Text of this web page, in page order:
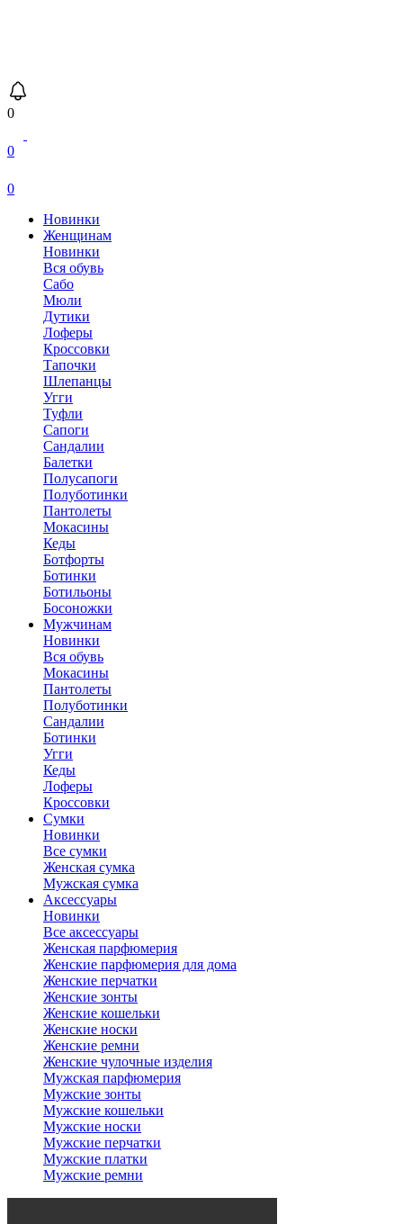
0
0
0
Новинки
Женщинам
Новинки
Вся обувь
Сабо
Мюли
Дутики
Лоферы
Кроссовки
Тапочки
Шлепанцы
Угги
Туфли
Сапоги
Сандалии
Балетки
Полусапоги
Полуботинки
Пантолеты
Мокасины
Кеды
Ботфорты
Ботинки
Ботильоны
Босоножки
Мужчинам
Новинки
Вся обувь
Мокасины
Пантолеты
Полуботинки
Сандалии
Ботинки
Угги
Кеды
Лоферы
Кроссовки
Сумки
Новинки
Все сумки
Женская сумка
Мужская сумка
Аксессуары
Новинки
Все аксессуары
Женская парфюмерия
Женские парфюмерия для дома
Женские перчатки
Женские зонты
Женские кошельки
Женские носки
Женские ремни
Женские чулочные изделия
Мужская парфюмерия
Мужские зонты
Мужские кошельки
Мужские носки
Мужские перчатки
Мужские платки
Мужские ремни